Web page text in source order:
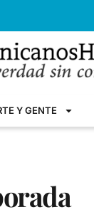
Y GENTE